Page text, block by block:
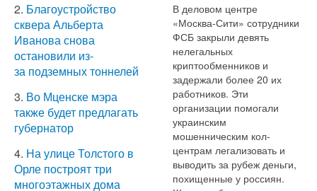
2. Благоустройство
сквера Альберта
Иванова снова
остановили из-
за подземных тоннелей
3. Во Мценске мэра
также будет предлагать
губернатор
4. На улице Толстого в
Орле построят три
многоэтажных дома
В деловом центре
«Москва-Сити» сотрудники
ФСБ закрыли девять
нелегальных
криптообменников и
задержали более 20 их
работников. Эти
организации помогали
украинским
мошенническим кол-
центрам легализовать и
выводить за рубеж деньги,
похищенные у россиян.